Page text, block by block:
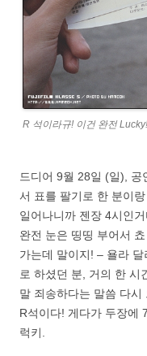
R 석이라규! 이건 완전 Lucky!
드디어 9월 28일 (일), 공
서 표를 팔기로 한 분이
일어나니까 젠장 4시인
완전 눈은 띵띵 부어서
가는데 말이지! – 욜라
로 하셨던 분, 거의 한
말 죄송하다는 말씀 다시
R석이다! 게다가 두장에
럭키.